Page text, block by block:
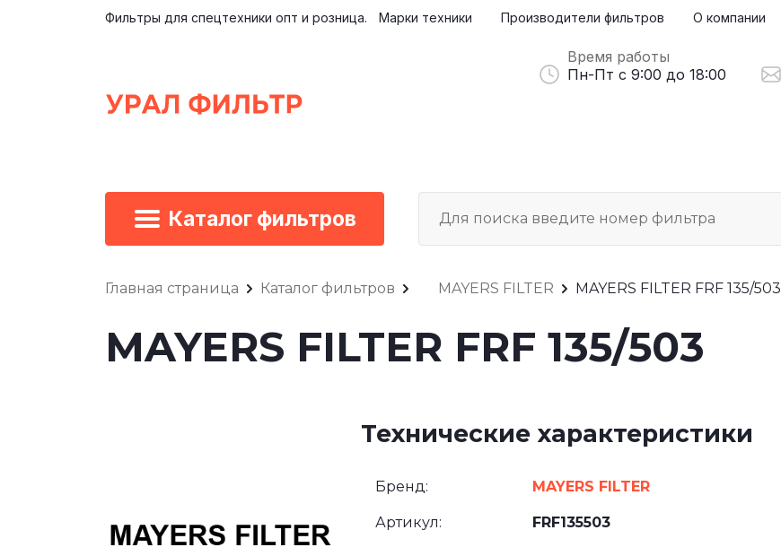
Каталог фильтров
Фильтры для спецтехники опт и розница. Марки техники Производители фильтров О компании
Время работы
Пн-Пт с 9:00 до 18:00
Главная страница Каталог фильтров MAYERS FILTER MAYERS FILTER FRF 135/503
MAYERS FILTER FRF 135/503
Технические характеристики
Бренд: MAYERS FILTER
Артикул: FRF135503